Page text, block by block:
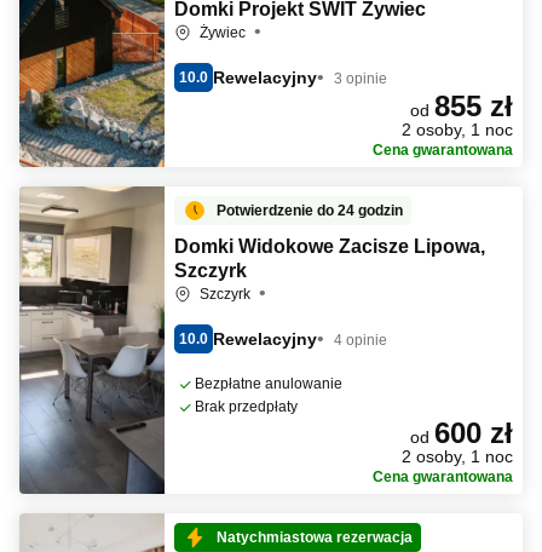
Domki Projekt ŚWIT Żywiec
Żywiec
10.0 Rewelacyjny 3 opinie
od 855 zł
2 osoby, 1 noc
Cena gwarantowana
Potwierdzenie do 24 godzin
Domki Widokowe Zacisze Lipowa,
Szczyrk
Szczyrk
10.0 Rewelacyjny 4 opinie
Bezpłatne anulowanie
Brak przedpłaty
od 600 zł
2 osoby, 1 noc
Cena gwarantowana
Natychmiastowa rezerwacja